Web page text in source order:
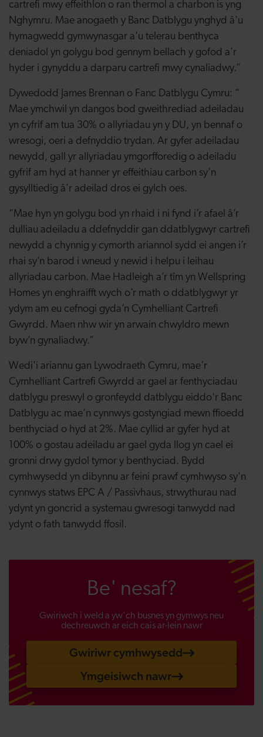
cartrefi mwy effeithlon o ran thermol a charbon is yng
Nghymru. Mae anogaeth y Banc Datblygu ynghyd â'u
hymagwedd gymwynasgar a'u telerau benthyca
deniadol yn golygu bod gennym bellach y gofod a'r
hyder i gynyddu a darparu cartrefi mwy cynaliadwy.”
Dywedodd James Brennan o Fanc Datblygu Cymru: “
Mae ymchwil yn dangos bod gweithrediad adeiladau
yn cyfrif am tua 30% o allyriadau yn y DU, yn bennaf o
wresogi, oeri a defnyddio trydan. Ar gyfer adeiladau
newydd, gall yr allyriadau ymgorfforedig o adeiladu
gyfrif am hyd at hanner yr effeithiau carbon sy'n
gysylltiedig â'r adeilad dros ei gylch oes.
“Mae hyn yn golygu bod yn rhaid i ni fynd i’r afael â’r
dulliau adeiladu a ddefnyddir gan ddatblygwyr cartrefi
newydd a chynnig y cymorth ariannol sydd ei angen i’r
rhai sy’n barod i wneud y newid i helpu i leihau
allyriadau carbon. Mae Hadleigh a’r tîm yn Wellspring
Homes yn enghraifft wych o’r math o ddatblygwyr yr
ydym am eu cefnogi gyda’n Cymhelliant Cartrefi
Gwyrdd. Maen nhw wir yn arwain chwyldro mewn
byw’n gynaliadwy.”
Wedi'i ariannu gan Lywodraeth Cymru, mae'r
Cymhelliant Cartrefi Gwyrdd ar gael ar fenthyciadau
datblygu preswyl o gronfeydd datblygu eiddo'r Banc
Datblygu ac mae'n cynnwys gostyngiad mewn ffioedd
benthyciad o hyd at 2%. Mae cyllid ar gyfer hyd at
100% o gostau adeiladu ar gael gyda llog yn cael ei
gronni drwy gydol tymor y benthyciad. Bydd
cymhwysedd yn dibynnu ar feini prawf cymhwyso sy'n
cynnwys statws EPC A / Passivhaus, strwythurau nad
ydynt yn goncrid a systemau gwresogi tanwydd nad
ydynt o fath tanwydd ffosil.
Be' nesaf?
Gwiriwch i weld a yw'ch busnes yn gymwys neu
dechreuwch ar eich cais ar-lein nawr
Gwiriwr cymhwysedd
Ymgeisiwch nawr